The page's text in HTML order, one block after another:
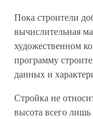
Пока строители
вычислительная
художественном
программу
данных и
Стройка не
высота всего лишь